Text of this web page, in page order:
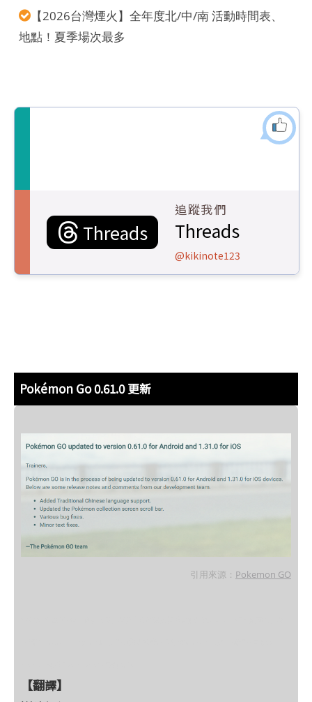
【2026台灣煙火】全年度北/中/南 活動時間表、
地點！夏季場次最多
Threads
追蹤我們
Threads
@kikinote123
Pokémon Go 0.61.0 更新
引用來源： Pokemon GO
【翻譯】